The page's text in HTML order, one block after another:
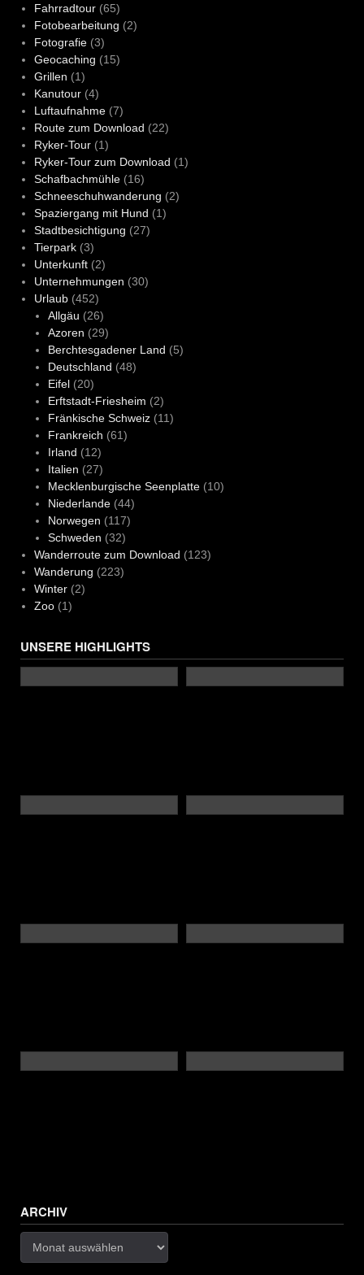
Fahrradtour(65)
Fotobearbeitung (2)
Fotografie(3)
Geocaching (15)
Grillen (1)
Kanutour(4)
Luftaufnahme(7)
Route zum Download (22)
Ryker-Tour(1)
Ryker-Tour zum Download (1)
Schafbachmühle(16)
Schneeschuhwanderung (2)
Spaziergang mit Hund (1)
Stadtbesichtigung (27)
Tierpark(3)
Unterkunft(2)
Unternehmungen (30)
Urlaub(452)
Allgäu (26)
Azoren (29)
Berchtesgadener Land (5)
Deutschland (48)
Eifel(20)
Erftstadt-Friesheim (2)
Fränkische Schweiz(11)
Frankreich (61)
Irland (12)
Italien (27)
Mecklenburgische Seenplatte(10)
Niederlande(44)
Norwegen (117)
Schweden (32)
Wanderroute zum Download (123)
Wanderung (223)
Winter(2)
Zoo(1)
UNSERE HIGHLIGHTS
ARCHIV